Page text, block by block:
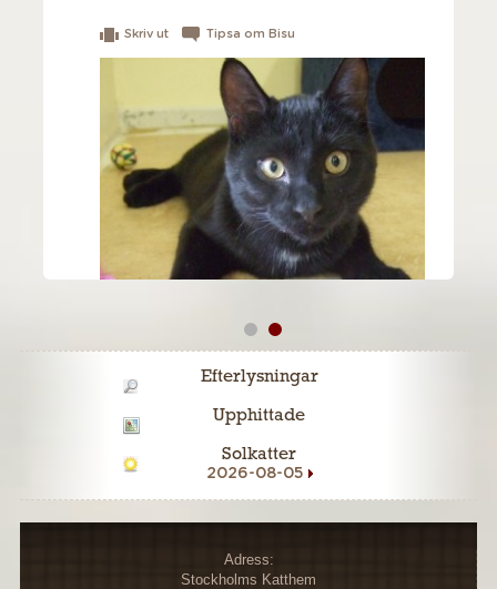
Skriv ut Tipsa om Bisu
Efterlysningar
Upphittade
Solkatter
2026-08-05
Adress:
Stockholms Katthem